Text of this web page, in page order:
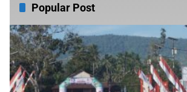
Popular Post